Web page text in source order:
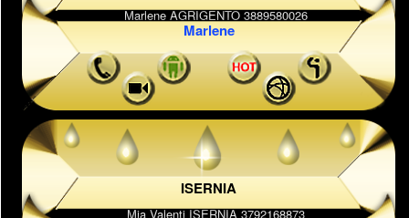
Marlene
ISERNIA